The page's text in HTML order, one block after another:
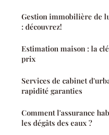
Gestion immobilière de
: découvrez!
Estimation maison : la
prix
Services de cabinet
rapidité garanties
Comment l'assurance
les dégâts des eaux ?